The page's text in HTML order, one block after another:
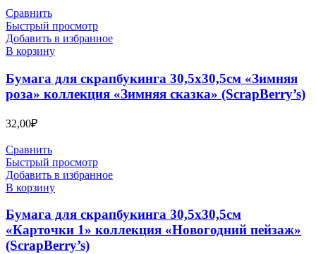
Сравнить
Быстрый просмотр
Добавить в избранное
В корзину
Бумага для скрапбукинга 30,5х30,5см «Зимняя
роза» коллекция «Зимняя сказка» (ScrapBerry’s)
32,00₽
Сравнить
Быстрый просмотр
Добавить в избранное
В корзину
Бумага для скрапбукинга 30,5х30,5см
«Карточки 1» коллекция «Новогодний пейзаж»
(ScrapBerry’s)